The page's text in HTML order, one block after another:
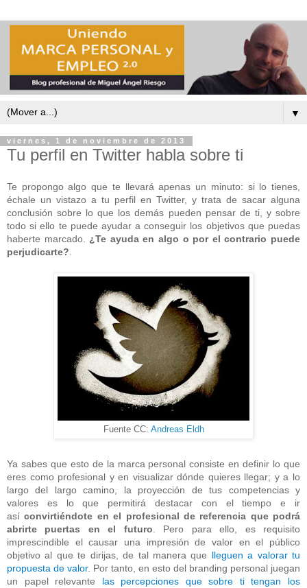
▼
viernes, 1 de noviembre de 2013
Tu perfil en Twitter habla sobre ti
Te propongo algo que te llevará apenas un minuto: si lo tienes,
échale un vistazo a tu perfil en Twitter, y trata de sacar alguna
conclusión sobre lo que los demás pueden pensar de ti, y sobre
todo si ello te puede ayudar a conseguir los objetivos que puedas
haberte marcado.¿Te ayuda en algo o por el contrario puede
perjudicarte?.
Fuente CC: Andreas Eldh
Ya sabes que esto de la marca personal consiste en definir lo que
eres como profesional y en visualizar dónde quieres llegar; y a lo
largo del largo camino, la proyección de tus competencias y
valores es lo que permitirá destacar con el tiempo e ir
asíconvirtiéndote en el profesional de referencia que podrá
abrirte puertas en el futuro . Pero para ello, es requisito
imprescindible el causar una impresión de valor en el público
objetivo al que te dirijas, de tal manera que lleguen a valorar tu
propuesta de valor. Por tanto, en esto del branding personal juegan
un papel relevante las percepciones que sobre ti tengan los